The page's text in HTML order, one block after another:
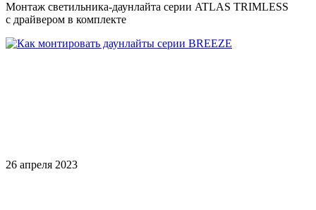
Монтаж светильника-даунлайта серии ATLAS TRIMLESS
с драйвером в комплекте
26 апреля 2023